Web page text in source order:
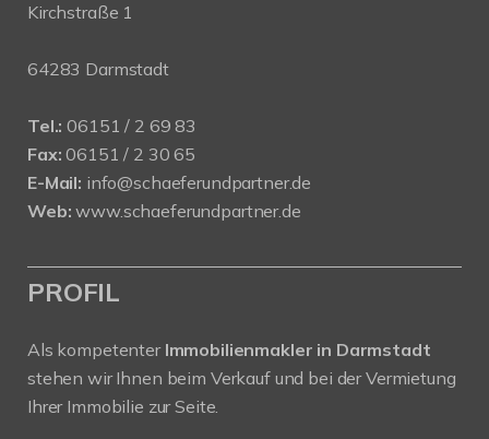
Kirchstraße 1
64283 Darmstadt
Tel.: 06151 / 2 69 83
Fax: 06151 / 2 30 65
E-Mail: info@schaeferundpartner.de
Web: www.schaeferundpartner.de
PROFIL
Als kompetenter Immobilienmakler in Darmstadt
stehen wir Ihnen beim Verkauf und bei der Vermietung
Ihrer Immobilie zur Seite.